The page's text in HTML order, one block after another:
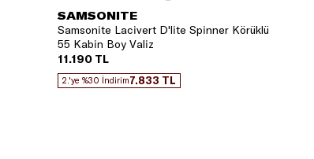
SAMSONITE
Samsonite Lacivert D'lite Spinner Körüklü
55 Kabin Boy Valiz
11.190 TL
2.'ye %30 İndirim7.833 TL